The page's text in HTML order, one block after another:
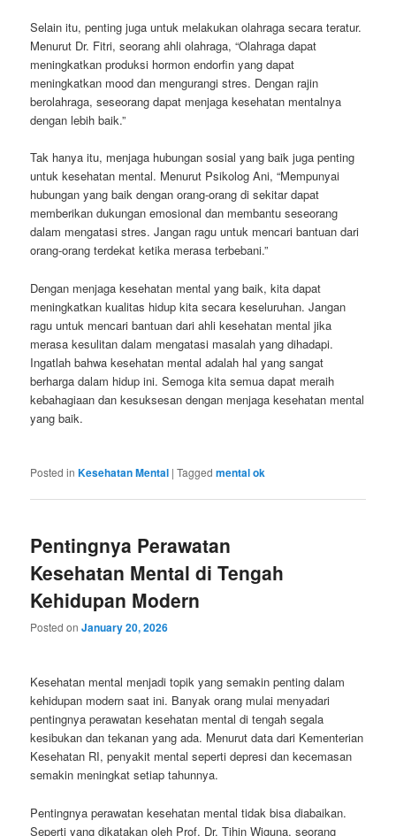
Selain itu, penting juga untuk melakukan olahraga secara teratur.
Menurut Dr. Fitri, seorang ahli olahraga, “Olahraga dapat
meningkatkan produksi hormon endorfin yang dapat
meningkatkan mood dan mengurangi stres. Dengan rajin
berolahraga, seseorang dapat menjaga kesehatan mentalnya
dengan lebih baik.”
Tak hanya itu, menjaga hubungan sosial yang baik juga penting
untuk kesehatan mental. Menurut Psikolog Ani, “Mempunyai
hubungan yang baik dengan orang-orang di sekitar dapat
memberikan dukungan emosional dan membantu seseorang
dalam mengatasi stres. Jangan ragu untuk mencari bantuan dari
orang-orang terdekat ketika merasa terbebani.”
Dengan menjaga kesehatan mental yang baik, kita dapat
meningkatkan kualitas hidup kita secara keseluruhan. Jangan
ragu untuk mencari bantuan dari ahli kesehatan mental jika
merasa kesulitan dalam mengatasi masalah yang dihadapi.
Ingatlah bahwa kesehatan mental adalah hal yang sangat
berharga dalam hidup ini. Semoga kita semua dapat meraih
kebahagiaan dan kesuksesan dengan menjaga kesehatan mental
yang baik.
Posted in Kesehatan Mental |Tagged mental ok
Pentingnya Perawatan
Kesehatan Mental di Tengah
Kehidupan Modern
Posted onJanuary 20, 2026
Kesehatan mental menjadi topik yang semakin penting dalam
kehidupan modern saat ini. Banyak orang mulai menyadari
pentingnya perawatan kesehatan mental di tengah segala
kesibukan dan tekanan yang ada. Menurut data dari Kementerian
Kesehatan RI, penyakit mental seperti depresi dan kecemasan
semakin meningkat setiap tahunnya.
Pentingnya perawatan kesehatan mental tidak bisa diabaikan.
Seperti yang dikatakan oleh Prof. Dr. Tjhin Wiguna, seorang